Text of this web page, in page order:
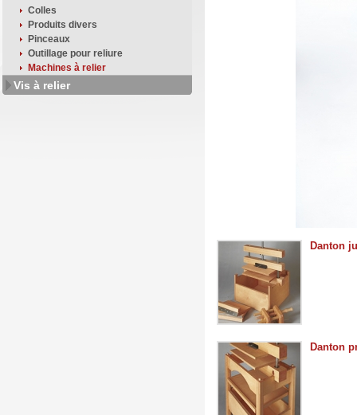
Colles
Produits divers
Pinceaux
Outillage pour reliure
Machines à relier
Vis à relier
Danton
Danton